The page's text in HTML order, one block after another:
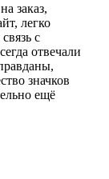
заказ,
легко
с
отвечали
значков
ещё